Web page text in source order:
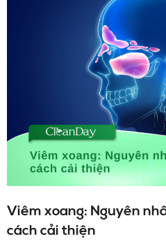
Viêm xoang: Nguyên
cách cải thiện